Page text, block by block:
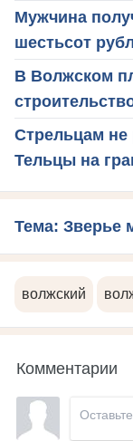
Мужчина
шестьсот
В Волжском
Стрельцам не
Тельцы на
Тема: Зверье
волжский
Комментарии